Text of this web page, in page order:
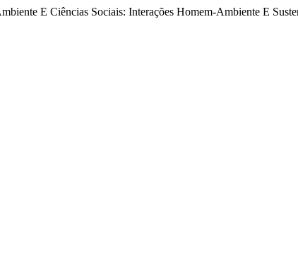
E Ciências Sociais: Interações Homem-Ambiente E